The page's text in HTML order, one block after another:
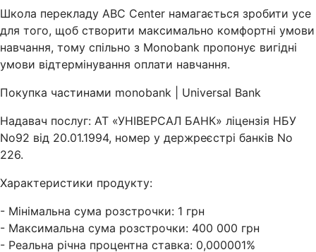
Школа перекладу ABC Center намагається зробити усе
для того, щоб створити максимально комфортні умови
навчання, тому спільно з Monobank пропонує вигідні
умови відтермінування оплати навчання.
Покупка частинами monobank | Universal Bank
Надавач послуг: АТ «УНІВЕРСАЛ БАНК» ліцензія НБУ
No92 від 20.01.1994, номер у держреєстрі банків No
226.
Характеристики продукту:
- Мінімальна сума розстрочки: 1 грн
- Максимальна сума розстрочки: 400 000 грн
- Реальна річна процентна ставка: 0,000001%